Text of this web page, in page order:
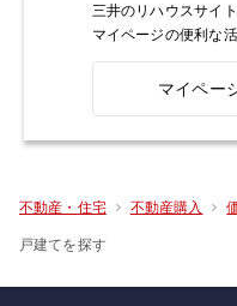
三井のリハウスサイ
マイページの便利な
マイペー
不動産・住宅 不動産購入
戸建てを探す